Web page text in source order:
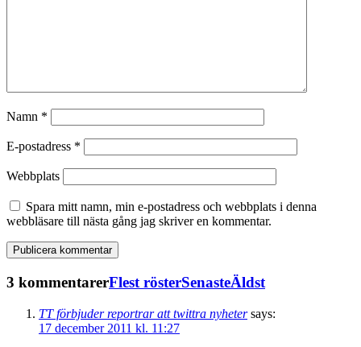
Namn *
E-postadress *
Webbplats
Spara mitt namn, min e-postadress och webbplats i denna
webbläsare till nästa gång jag skriver en kommentar.
3 kommentarerFlest rösterSenasteÄldst
TT förbjuder reportrar att twittra nyheter says:
17 december 2011 kl. 11:27